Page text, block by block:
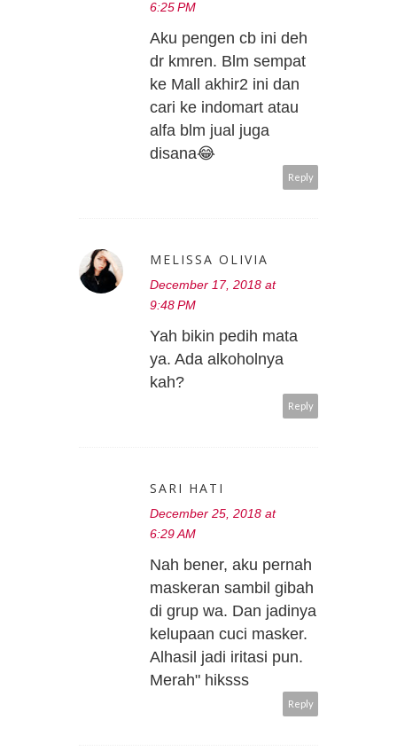
6:25 PM
Aku pengen cb ini deh
dr kmren. Blm sempat
ke Mall akhir2 ini dan
cari ke indomart atau
alfa blm jual juga
disana😂
Reply
MELISSA OLIVIA
December 17, 2018 at
9:48 PM
Yah bikin pedih mata
ya. Ada alkoholnya
kah?
Reply
SARI HATI
December 25, 2018 at
6:29 AM
Nah bener, aku pernah
maskeran sambil gibah
di grup wa. Dan jadinya
kelupaan cuci masker.
Alhasil jadi iritasi pun.
Merah" hiksss
Reply